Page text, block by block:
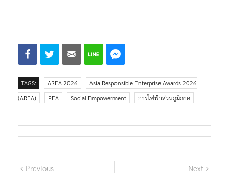
TAGS: AREA 2026
Asia Responsible Enterprise Awards 2026
(AREA)
PEA Social Empowerment การไฟฟ้าส่วนภูมิภาค
PreviousPrevious
Next